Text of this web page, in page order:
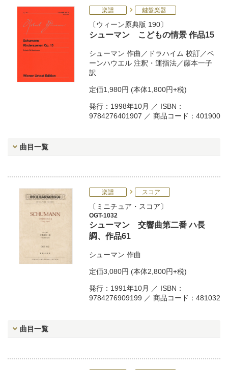
楽譜 鍵盤楽器
ウィーン原典版 190
シューマン こどもの情景 作品15
シューマン 作曲／ ドラハイム 校訂／ベ
ーンハウエル 注釈・運指法／藤本一子
訳
定価1,980円 (本体1,800円+税)
発行：1998年10月 ／ ISBN：
9784276401907 ／ 商品コード：401900
曲目一覧
楽譜 スコア
ミニチュア・スコア
OGT-1032
シューマン 交響曲第二番 ハ長
調、作品61
シューマン 作曲
定価3,080円 (本体2,800円+税)
発行：1991年10月 ／ ISBN：
9784276909199 ／ 商品コード：481032
曲目一覧